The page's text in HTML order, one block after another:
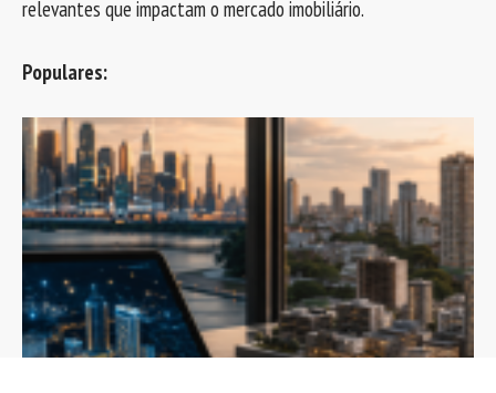
relevantes que impactam o mercado imobiliário.
Populares: